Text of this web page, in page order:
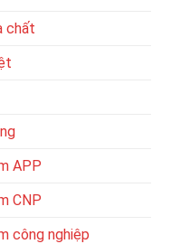
chất
APP
CNP
công nghiệp